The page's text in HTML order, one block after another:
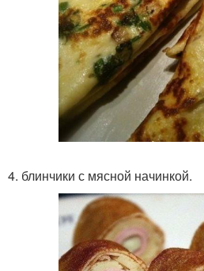
4. блинчики с мясной начинкой.